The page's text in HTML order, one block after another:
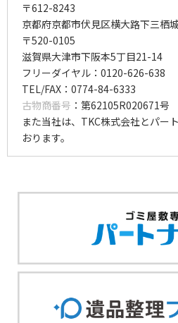
〒612-8243
京都府京都市伏見区横大路下三栖
〒520-0105
滋賀県大津市下阪本5丁目21-14
フリーダイヤル：0120-626-638
TEL/FAX：0774-84-6333
古物商番号 ：第62105R020671号
また当社は、TKC株式会社とパー
おります。